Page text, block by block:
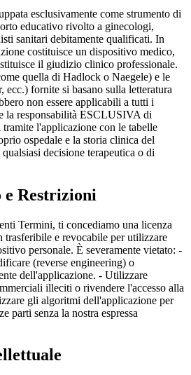
esclusivamente come strumento di
educativo rivolto a ginecologi,
sanitari debitamente qualificati. In
costituisce un dispositivo medico,
il giudizio clinico professionale.
quella di Hadlock o Naegele) e le
ecc.) fornite si basano sulla letteratura
non essere applicabili a tutti i
la responsabilità ESCLUSIVA di
l'applicazione con le tabelle
ospedale e la storia clinica del
decisione terapeutica o di
e Restrizioni
Termini, ti concediamo una licenza
trasferibile e revocabile per utilizzare
personale. È severamente vietato: -
(reverse engineering) o
dell'applicazione. - Utilizzare
illeciti o rivendere l'accesso alla
gli algoritmi dell'applicazione per
parti senza la nostra espressa